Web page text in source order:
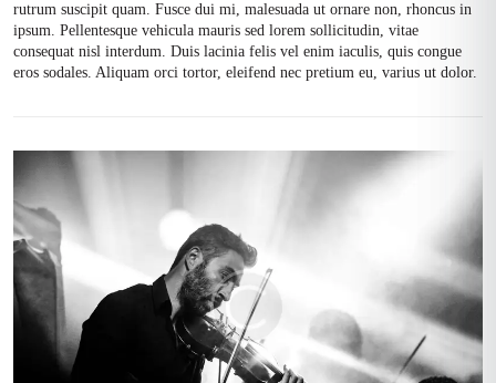
rutrum suscipit quam. Fusce dui mi, malesuada ut ornare non, rhoncus in
ipsum. Pellentesque vehicula mauris sed lorem sollicitudin, vitae
consequat nisl interdum. Duis lacinia felis vel enim iaculis, quis congue
eros sodales. Aliquam orci tortor, eleifend nec pretium eu, varius ut dolor.